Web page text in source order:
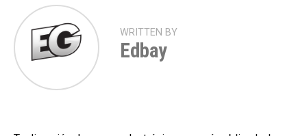
WRITTEN BY
Edbay